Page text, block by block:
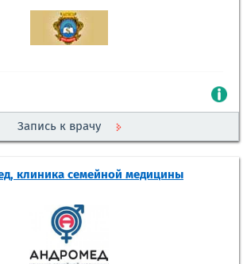
Запись к врачу
клиника семейной медицины